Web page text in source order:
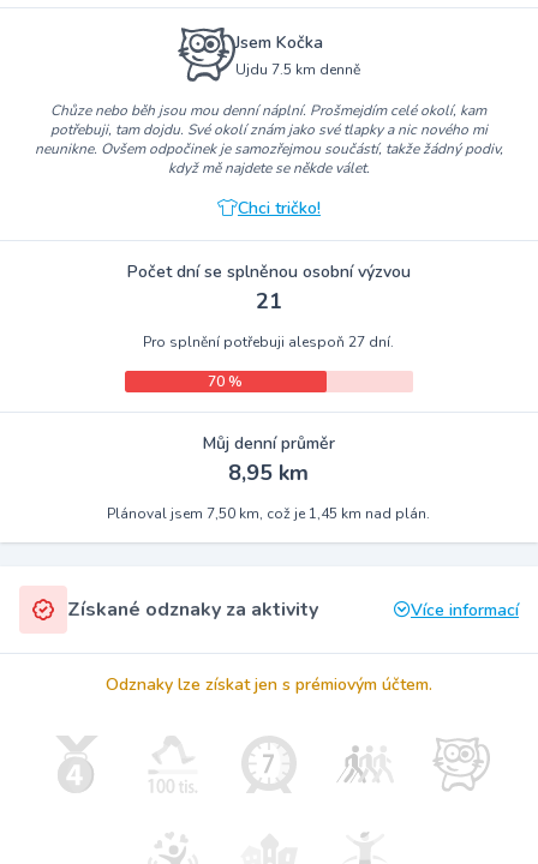
Jsem Kočka
Ujdu 7.5 km denně
Chůze nebo běh jsou mou denní náplní. Prošmejdím celé okolí, kam
potřebuji, tam dojdu. Své okolí znám jako své tlapky a nic nového mi
neunikne. Ovšem odpočinek je samozřejmou součástí, takže žádný podiv,
když mě najdete se někde válet.
Chci tričko!
Počet dní se splněnou osobní výzvou
21
Pro splnění potřebuji alespoň 27 dní.
70 %
Můj denní průměr
8,95 km
Plánoval jsem 7,50 km, což je 1,45 km nad plán.
Získané odznaky za aktivity Více informací
Odznaky lze získat jen s prémiovým účtem.